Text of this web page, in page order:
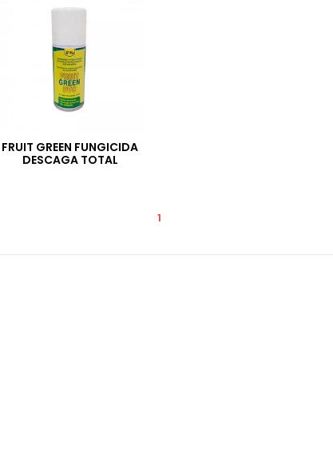
FRUIT GREEN FUNGICIDA
DESCAGA TOTAL
1